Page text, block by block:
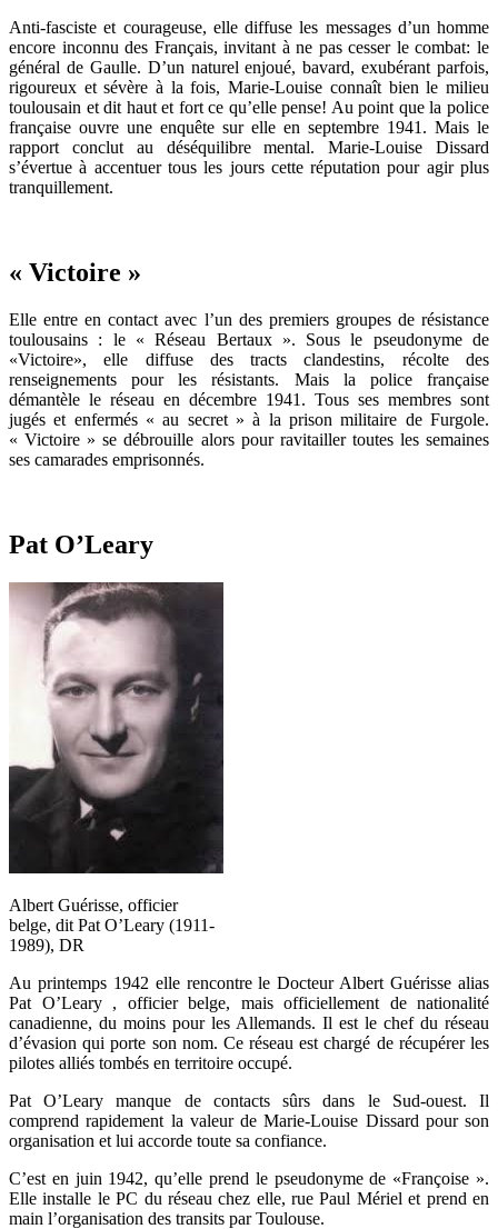
Anti-fasciste et courageuse, elle diffuse les messages d’un homme
encore inconnu des Français, invitant à ne pas cesser le combat: le
général de Gaulle. D’un naturel enjoué, bavard, exubérant parfois,
rigoureux et sévère à la fois, Marie-Louise connaît bien le milieu
toulousain et dit haut et fort ce qu’elle pense! Au point que la police
française ouvre une enquête sur elle en septembre 1941. Mais le
rapport conclut au déséquilibre mental. Marie-Louise Dissard
s’évertue à accentuer tous les jours cette réputation pour agir plus
tranquillement.
« Victoire »
Elle entre en contact avec l’un des premiers groupes de résistance
toulousains : le « Réseau Bertaux ». Sous le pseudonyme de
«Victoire», elle diffuse des tracts clandestins, récolte des
renseignements pour les résistants. Mais la police française
démantèle le réseau en décembre 1941. Tous ses membres sont
jugés et enfermés « au secret » à la prison militaire de Furgole.
« Victoire » se débrouille alors pour ravitailler toutes les semaines
ses camarades emprisonnés.
Pat O’Leary
Albert Guérisse, officier
belge, dit Pat O’Leary (1911-
1989), DR
Au printemps 1942 elle rencontre le Docteur Albert Guérisse alias
Pat O’Leary , officier belge, mais officiellement de nationalité
canadienne, du moins pour les Allemands. Il est le chef du réseau
d’évasion qui porte son nom. Ce réseau est chargé de récupérer les
pilotes alliés tombés en territoire occupé.
Pat O’Leary manque de contacts sûrs dans le Sud-ouest. Il
comprend rapidement la valeur de Marie-Louise Dissard pour son
organisation et lui accorde toute sa confiance.
C’est en juin 1942, qu’elle prend le pseudonyme de «Françoise ».
Elle installe le PC du réseau chez elle, rue Paul Mériel et prend en
main l’organisation des transits par Toulouse.